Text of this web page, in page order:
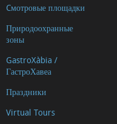
classes
Агентства
и
Мультиприключение
Другие
Cмотровые площадки
Природоохранные
зоны
GastroXàbia /
ГастроХавеа
Праздники
Virtual Tours